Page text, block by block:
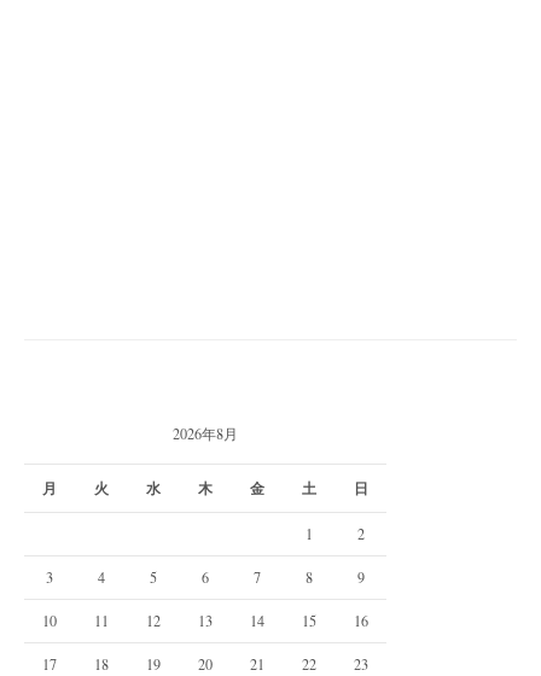
2026年8月
月 火 水 木 金 土 日
1 2
3 4 5 6 7 8 9
10 11 12 13 14 15 16
17 18 19 20 21 22 23